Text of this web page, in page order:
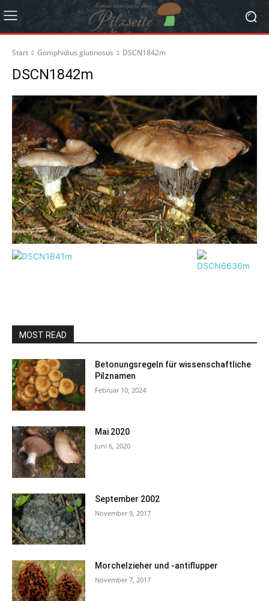
Start Gomphidius glutinosus DSCN1842m
DSCN1842m
MOST READ
Betonungsregeln für wissenschaftliche
Pilznamen
Februar 10, 2024
Mai 2020
Juni 6, 2020
September 2002
November 9, 2017
Morchelzieher und -antiflupper
November 7, 2017